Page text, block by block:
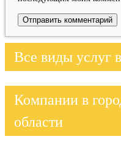
Все виды услуг
Компании в
области